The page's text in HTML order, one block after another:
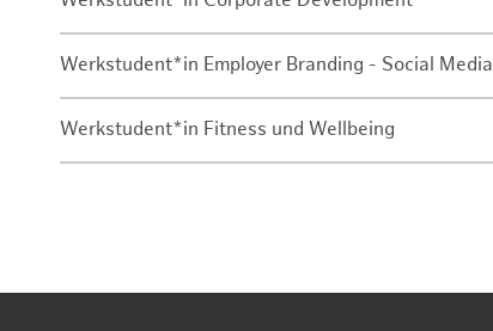
Werkstudent*in Employer Branding - Social Media
Werkstudent*in Fitness und Wellbeing